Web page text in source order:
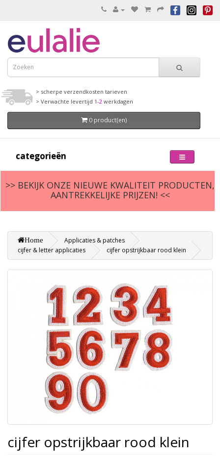
> scherpe verzendkosten tarieven
> Verwachte levertijd 1-2 werkdagen
0 product(en)
categorieën
>> BEKIJK ONZE NIEUWE KWALITEIT PRODUCTEN,
AANTREKKELIJKE PRIJZEN! <<
Home
Applicaties & patches
cijfer & letter applicaties
cijfer opstrijkbaar rood klein
cijfer opstrijkbaar rood klein